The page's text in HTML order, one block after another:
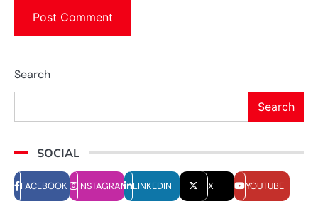
Search
Search
SOCIAL
FACEBOOK INSTAGRAM LINKEDIN X YOUTUBE